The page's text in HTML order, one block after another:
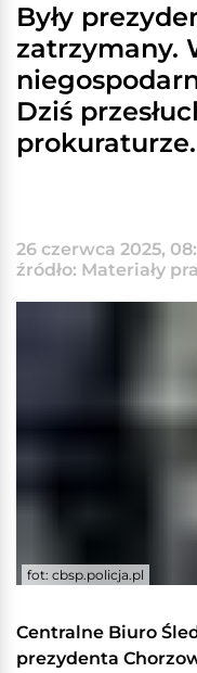
Były
zatrzymany.
Dziś
prokuraturze.
26 czerwca 2025,
źródło: Materiały
fot: cbsp.policja.pl
Centralne Biuro
prezydenta